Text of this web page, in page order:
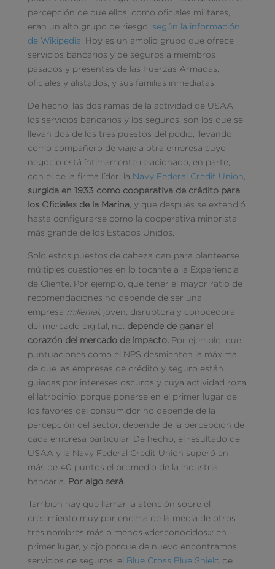
percepción de que ellos, como oficiales militares,
eran un alto grupo de riesgo, según la información
de Wikipedia . Hoy es un amplio grupo que ofrece
servicios bancarios y de seguros a miembros
pasados ​​y presentes de las Fuerzas Armadas,
oficiales y alistados, y sus familias inmediatas.
De hecho, las dos ramas de la actividad de USAA,
los servicios bancarios y los seguros, son los que se
llevan dos de los tres puestos del podio, llevando
como compañero de viaje a otra empresa cuyo
negocio está íntimamente relacionado, en parte,
con el de la firma líder: la Navy Federal Credit Union
surgida en 1933 como cooperativa de crédito para
los Oficiales de la Marina, y que después se extendió
hasta configurarse como la cooperativa minorista
más grande de los Estados Unidos.
Solo estos puestos de cabeza dan para plantearse
múltiples cuestiones en lo tocante a la Experiencia
de Cliente. Por ejemplo, que tener el mayor ratio de
recomendaciones no depende de ser una
empresa millenial, joven, disruptora y conocedora
del mercado digital; no: depende de ganar el
corazón del mercado de impacto.Por ejemplo, que
puntuaciones como el NPS desmienten la máxima
de que las empresas de crédito y seguro están
guiadas por intereses oscuros y cuya actividad roza
el latrocinio; porque ponerse en el primer lugar de
los favores del consumidor no depende de la
percepción del sector, depende de la percepción de
cada empresa particular. De hecho, el resultado de
USAA y la Navy Federal Credit Union superó en
más de 40 puntos el promedio de la industria
bancaria. Por algo será.
También hay que llamar la atención sobre el
crecimiento muy por encima de la media de otros
tres nombres más o menos «desconocidos»: en
primer lugar, y ojo porque de nuevo encontramos
servicios de seguros, el Blue Cross Blue Shield de